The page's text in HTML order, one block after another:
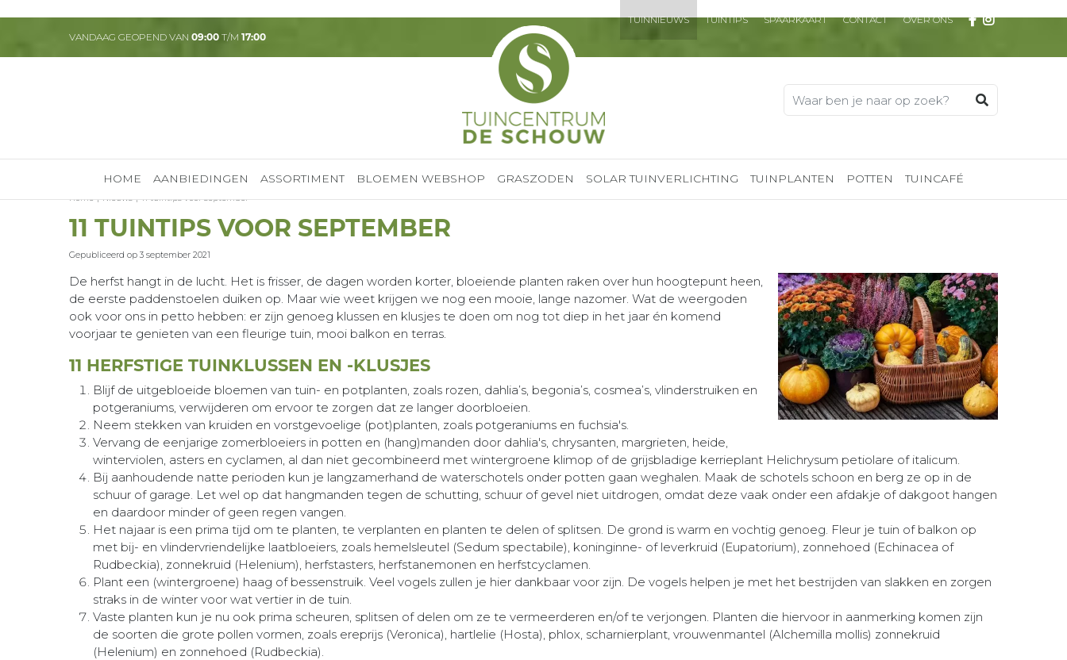
Home Nieuws 11 tuintips voor september
VANDAAG GEOPEND VAN 09:00 T/M 17:00
TUINNIEUWS TUINTIPS SPAARKAART CONTACT OVER ONS
HOME AANBIEDINGEN ASSORTIMENT BLOEMEN WEBSHOP GRASZODEN SOLAR TUINVERLICHTING TUINPLANTEN POTTEN TUINCAFÉ
11 TUINTIPS VOOR SEPTEMBER
Gepubliceerd op 3 september 2021
De herfst hangt in de lucht. Het is frisser, de dagen worden korter, bloeiende planten raken over hun hoogtepunt heen,
de eerste paddenstoelen duiken op. Maar wie weet krijgen we nog een mooie, lange nazomer. Wat de weergoden
ook voor ons in petto hebben: er zijn genoeg klussen en klusjes te doen om nog tot diep in het jaar én komend
voorjaar te genieten van een fleurige tuin, mooi balkon en terras.
11 HERFSTIGE TUINKLUSSEN EN -KLUSJES
Blijf de uitgebloeide bloemen van tuin- en potplanten, zoals rozen, dahlia’s, begonia’s, cosmea’s, vlinderstruiken en
potgeraniums, verwijderen om ervoor te zorgen dat ze langer doorbloeien.
Neem stekken van kruiden en vorstgevoelige (pot)planten, zoals potgeraniums en fuchsia's.
Vervang de eenjarige zomerbloeiers in potten en (hang)manden door dahlia's, chrysanten, margrieten, heide,
winterviolen, asters en cyclamen, al dan niet gecombineerd met wintergroene klimop of de grijsbladige kerrieplant Helichrysum petiolare of italicum.
Bij aanhoudende natte perioden kun je langzamerhand de waterschotels onder potten gaan weghalen. Maak de schotels schoon en berg ze op in de
schuur of garage. Let wel op dat hangmanden tegen de schutting, schuur of gevel niet uitdrogen, omdat deze vaak onder een afdakje of dakgoot hangen
en daardoor minder of geen regen vangen.
Het najaar is een prima tijd om te planten, te verplanten en planten te delen of splitsen. De grond is warm en vochtig genoeg. Fleur je tuin of balkon op
met bij- en vlindervriendelijke laatbloeiers, zoals hemelsleutel (Sedum spectabile), koninginne- of leverkruid (Eupatorium), zonnehoed (Echinacea of
Rudbeckia), zonnekruid (Helenium), herfstasters, herfstanemonen en herfstcyclamen.
Plant een (wintergroene) haag of bessenstruik. Veel vogels zullen je hier dankbaar voor zijn. De vogels helpen je met het bestrijden van slakken en zorgen
straks in de winter voor wat vertier in de tuin.
Vaste planten kun je nu ook prima scheuren, splitsen of delen om ze te vermeerderen en/of te verjongen. Planten die hiervoor in aanmerking komen zijn
de soorten die grote pollen vormen, zoals ereprijs (Veronica), hartlelie (Hosta), phlox, scharnierplant, vrouwenmantel (Alchemilla mollis) zonnekruid
(Helenium) en zonnehoed (Rudbeckia).